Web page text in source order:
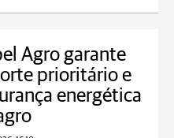
Agro garante
prioritário e
energética